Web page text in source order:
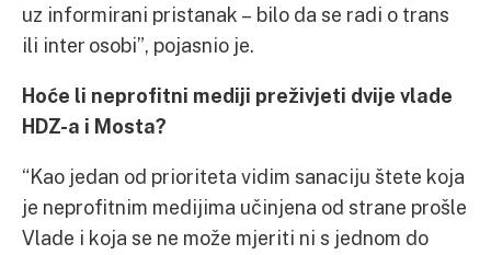
uz informirani pristanak – bilo da se radi o trans
ili inter osobi”, pojasnio je.
Hoće li neprofitni mediji preživjeti dvije vlade
HDZ-a i Mosta?
“Kao jedan od prioriteta vidim sanaciju štete koja
je neprofitnim medijima učinjena od strane prošle
Vlade i koja se ne može mjeriti ni s jednom do